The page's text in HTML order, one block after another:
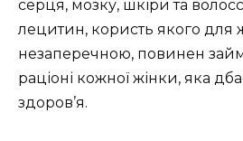
серця, мозку, шкіри та
лецитин, користь якого для
незаперечною, повинен
раціоні кожної жінки, яка
здоров’я.